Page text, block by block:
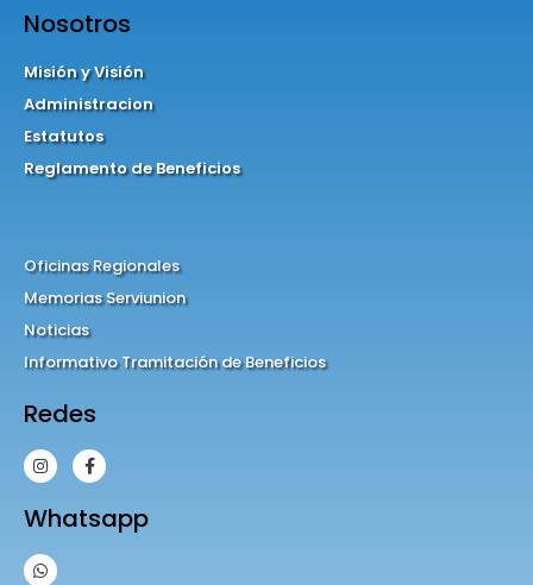
Nosotros
Misión y Visión
Administracion
Estatutos
Reglamento de Beneficios
Oficinas Regionales
Memorias Serviunion
Noticias
Informativo Tramitación de Beneficios
Redes
Whatsapp